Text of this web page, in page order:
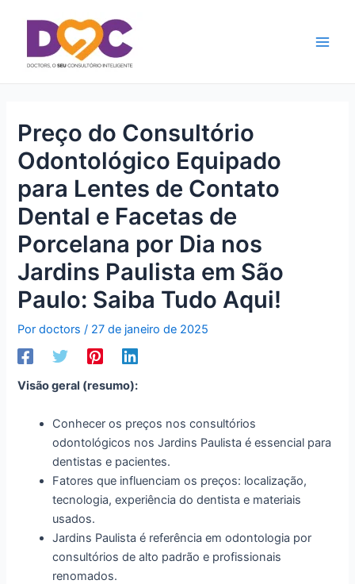
conteúdo
Preço do Consultório
Odontológico Equipado
para Lentes de Contato
Dental e Facetas de
Porcelana por Dia nos
Jardins Paulista em São
Paulo: Saiba Tudo Aqui!
Pordoctors/ 27 de janeiro de 2025
Visão geral (resumo):
Conhecer os preços nos consultórios
odontológicos nos Jardins Paulista é essencial para
dentistas e pacientes.
Fatores que influenciam os preços: localização,
tecnologia, experiência do dentista e materiais
usados.
Jardins Paulista é referência em odontologia por
consultórios de alto padrão e profissionais
renomados.